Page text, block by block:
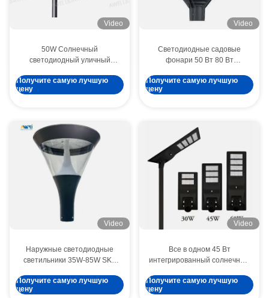
Video
50W Солнечный
светодиодный уличный
водонепроницаемость IP66,
230LM/Вт, с
используется на улицах.
Получите самую лучшую
цену
Video
Светодиодные садовые
фонари 50 Вт 80 Вт
освещение Алюминиевый
материал для жилых
Получите самую лучшую
цену
Video
Наружные светодиодные
светильники 35W-85W SKY
садовые светильники
120LM/W IP66 IK09
Получите самую лучшую
цену
Video
Все в одном 45 Вт
интегрированный солнечный
с монокристаллическим
кремниевым, высоким
Получите самую лучшую
цену